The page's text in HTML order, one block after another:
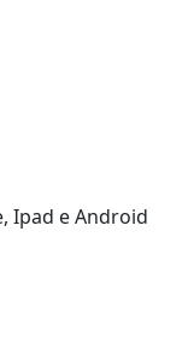
Ipad e Android